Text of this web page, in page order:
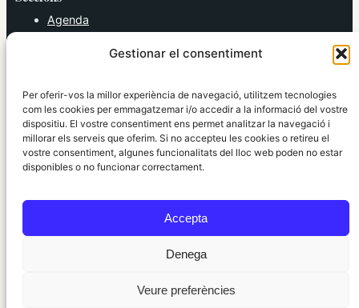
Gestionar el consentiment
Per oferir-vos la millor experiència de navegació, utilitzem tecnologies
com les cookies per emmagatzemar i/o accedir a la informació del vostre
dispositiu. El vostre consentiment ens permet analitzar la navegació i
millorar els serveis que oferim. Si no accepteu les cookies o retireu el
vostre consentiment, algunes funcionalitats del lloc web poden no estar
disponibles o no funcionar correctament.
Accepta
Denega
Veure preferències
Agenda
Política
Societat
Tendències
elRidaura.com